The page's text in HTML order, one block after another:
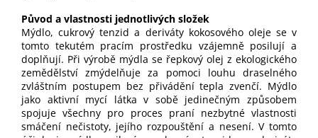
Původ a vlastnosti jednotlivých složek
Mýdlo, cukrový tenzid a deriváty kokosového oleje se v
tomto tekutém pracím prostředku vzájemně posilují a
doplňují. Při výrobě mýdla se řepkový olej z ekologického
zemědělství zmýdelňuje za pomoci louhu draselného
zvláštním postupem bez přivádění tepla zvenčí. Mýdlo
jako aktivní mycí látka v sobě jedinečným způsobem
spojuje všechny pro proces praní nezbytné vlastnosti
smáčení nečistoty, jejího rozpouštění a nesení. V tomto